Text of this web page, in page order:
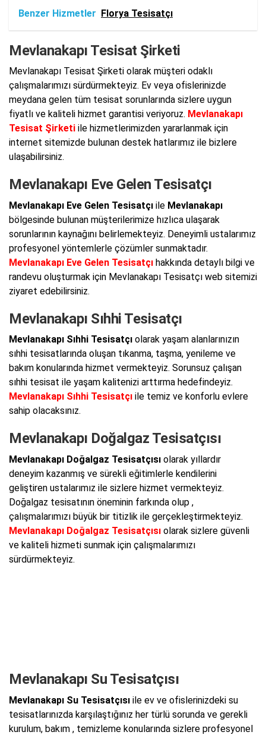
Benzer Hizmetler Florya Tesisatçı
Mevlanakapı Tesisat Şirketi
Mevlanakapı Tesisat Şirketi olarak müşteri odaklı
çalışmalarımızı sürdürmekteyiz. Ev veya ofislerinizde
meydana gelen tüm tesisat sorunlarında sizlere uygun
fiyatlı ve kaliteli hizmet garantisi veriyoruz. Mevlanakapı
Tesisat Şirketi ile hizmetlerimizden yararlanmak için
internet sitemizde bulunan destek hatlarımız ile bizlere
ulaşabilirsiniz.
Mevlanakapı Eve Gelen Tesisatçı
Mevlanakapı Eve Gelen Tesisatçı ile Mevlanakapı
bölgesinde bulunan müşterilerimize hızlıca ulaşarak
sorunlarının kaynağını belirlemekteyiz. Deneyimli ustalarımız
profesyonel yöntemlerle çözümler sunmaktadır.
Mevlanakapı Eve Gelen Tesisatçı hakkında detaylı bilgi ve
randevu oluşturmak için Mevlanakapı Tesisatçı web sitemizi
ziyaret edebilirsiniz.
Mevlanakapı Sıhhi Tesisatçı
Mevlanakapı Sıhhi Tesisatçı olarak yaşam alanlarınızın
sıhhi tesisatlarında oluşan tıkanma, taşma, yenileme ve
bakım konularında hizmet vermekteyiz. Sorunsuz çalışan
sıhhi tesisat ile yaşam kalitenizi arttırma hedefindeyiz.
Mevlanakapı Sıhhi Tesisatçı ile temiz ve konforlu evlere
sahip olacaksınız.
Mevlanakapı Doğalgaz Tesisatçısı
Mevlanakapı Doğalgaz Tesisatçısı olarak yıllardır
deneyim kazanmış ve sürekli eğitimlerle kendilerini
geliştiren ustalarımız ile sizlere hizmet vermekteyiz.
Doğalgaz tesisatının öneminin farkında olup ,
çalışmalarımızı büyük bir titizlik ile gerçekleştirmekteyiz.
Mevlanakapı Doğalgaz Tesisatçısı olarak sizlere güvenli
ve kaliteli hizmeti sunmak için çalışmalarımızı
sürdürmekteyiz.
Mevlanakapı Su Tesisatçısı
Mevlanakapı Su Tesisatçısı ile ev ve ofislerinizdeki su
tesisatlarınızda karşılaştığınız her türlü sorunda ve gerekli
kurulum, bakım , temizleme konularında sizlere profesyonel